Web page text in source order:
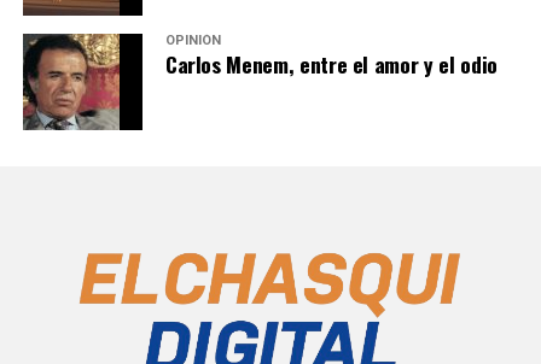
OPINIÓN
Carlos Menem, entre el amor y el odio